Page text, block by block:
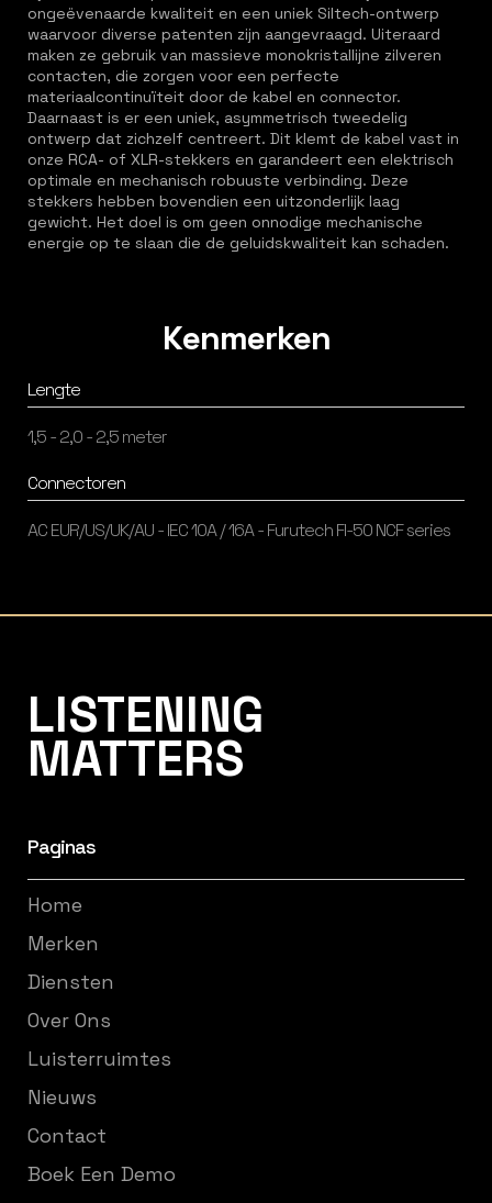
ongeëvenaarde kwaliteit en een uniek Siltech-ontwerp
waarvoor diverse patenten zijn aangevraagd. Uiteraard
maken ze gebruik van massieve monokristallijne zilveren
contacten, die zorgen voor een perfecte
materiaalcontinuïteit door de kabel en connector.
Daarnaast is er een uniek, asymmetrisch tweedelig
ontwerp dat zichzelf centreert. Dit klemt de kabel vast in
onze RCA- of XLR-stekkers en garandeert een elektrisch
optimale en mechanisch robuuste verbinding. Deze
stekkers hebben bovendien een uitzonderlijk laag
gewicht. Het doel is om geen onnodige mechanische
energie op te slaan die de geluidskwaliteit kan schaden.
Kenmerken
Lengte
1,5 - 2,0 - 2,5 meter
Connectoren
AC EUR/US/UK/AU - IEC 10A / 16A - Furutech FI-50 NCF series
LISTENING
MATTERS
Paginas
Home
Merken
Diensten
Over Ons
Luisterruimtes
Nieuws
Contact
Boek Een Demo